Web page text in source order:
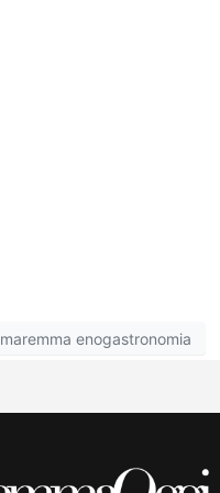
maremma enogastronomia